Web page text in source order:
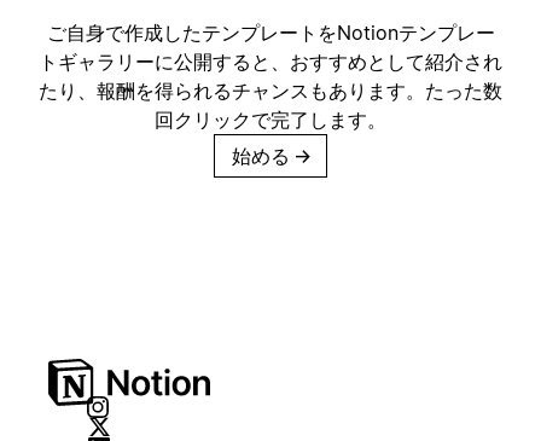
ご自身で作成したテンプレートをNotionテンプレー
トギャラリーに公開すると、おすすめとして紹介され
たり、報酬を得られるチャンスもあります。たった数
回クリックで完了します。
始める →